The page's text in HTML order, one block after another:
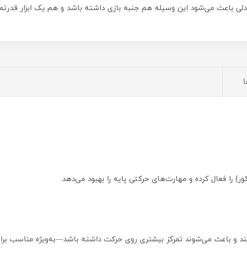
باعث می‌شود این وسیله هم جنبه بازی داشته باشد و هم یک ابزار
را فعال کرده و مهارت‌های حرکتی پایه را بهبود می‌دهد.